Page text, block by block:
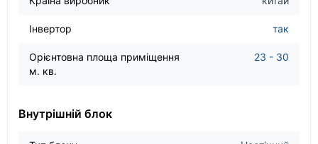
Інвертор так
Орієнтовна площа приміщення
м. кв.
23 - 30
Внутрішній блок